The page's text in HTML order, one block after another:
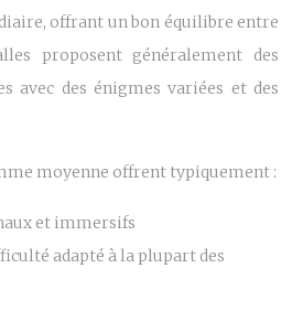
offrant un bon équilibre entre
proposent généralement des
avec des énigmes variées et des
moyenne offrent typiquement :
et immersifs
adapté à la plupart des